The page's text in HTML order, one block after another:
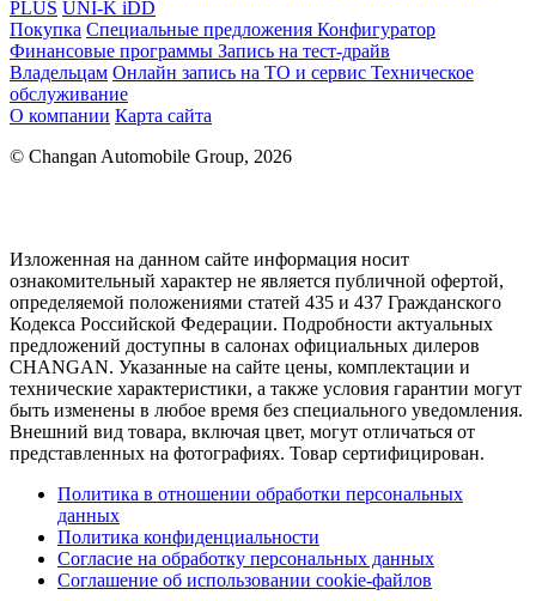
PLUS UNI-K iDD
Покупка Специальные предложения Конфигуратор
Финансовые программы Запись на тест-драйв
Владельцам Онлайн запись на ТО и сервис Техническое
обслуживание
О компании Карта сайта
© Changan Automobile Group, 2026
Изложенная на данном сайте информация носит
ознакомительный характер не является публичной офертой,
определяемой положениями статей 435 и 437 Гражданского
Кодекса Российской Федерации. Подробности актуальных
предложений доступны в салонах официальных дилеров
CHANGAN. Указанные на сайте цены, комплектации и
технические характеристики, а также условия гарантии могут
быть изменены в любое время без специального уведомления.
Внешний вид товара, включая цвет, могут отличаться от
представленных на фотографиях. Товар сертифицирован.
Политика в отношении обработки персональных
данных
Политика конфиденциальности
Согласие на обработку персональных данных
Соглашение об использовании cookie-файлов